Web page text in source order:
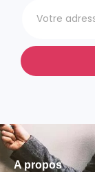
A propos